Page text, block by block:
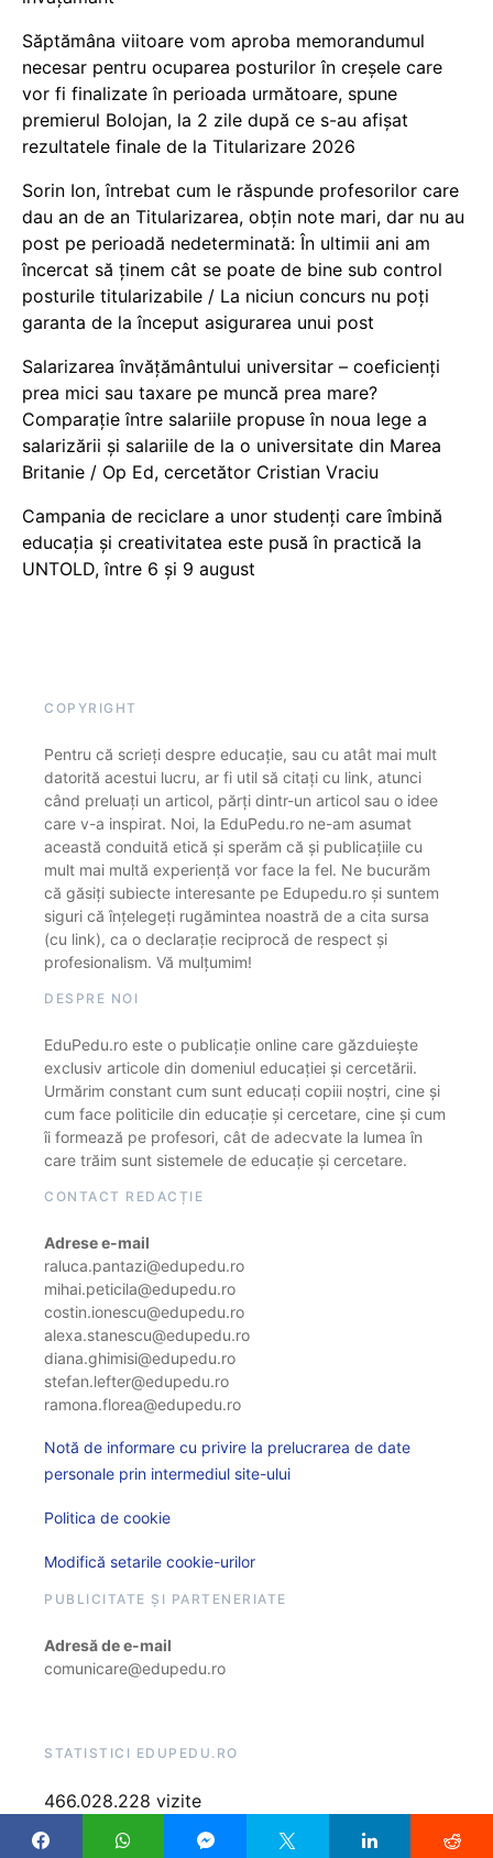
Săptămâna viitoare vom aproba memorandumul
necesar pentru ocuparea posturilor în creșele care
vor fi finalizate în perioada următoare, spune
premierul Bolojan, la 2 zile după ce s-au afișat
rezultatele finale de la Titularizare 2026
Sorin Ion, întrebat cum le răspunde profesorilor care
dau an de an Titularizarea, obțin note mari, dar nu au
post pe perioadă nedeterminată: În ultimii ani am
încercat să ținem cât se poate de bine sub control
posturile titularizabile / La niciun concurs nu poți
garanta de la început asigurarea unui post
Salarizarea învățământului universitar – coeficienți
prea mici sau taxare pe muncă prea mare?
Comparație între salariile propuse în noua lege a
salarizării și salariile de la o universitate din Marea
Britanie / Op Ed, cercetător Cristian Vraciu
Campania de reciclare a unor studenți care îmbină
educația și creativitatea este pusă în practică la
UNTOLD, între 6 și 9 august
COPYRIGHT
Pentru că scrieți despre educație, sau cu atât mai mult
datorită acestui lucru, ar fi util să citați cu link, atunci
când preluați un articol, părți dintr-un articol sau o idee
care v-a inspirat. Noi, la EduPedu.ro ne-am asumat
această conduită etică și sperăm că și publicațiile cu
mult mai multă experiență vor face la fel. Ne bucurăm
că găsiți subiecte interesante pe Edupedu.ro și suntem
siguri că înțelegeți rugămintea noastră de a cita sursa
(cu link), ca o declarație reciprocă de respect și
profesionalism. Vă mulțumim!
DESPRE NOI
EduPedu.ro este o publicație online care găzduiește
exclusiv articole din domeniul educației și cercetării.
Urmărim constant cum sunt educați copiii noștri, cine și
cum face politicile din educație și cercetare, cine și cum
îi formează pe profesori, cât de adecvate la lumea în
care trăim sunt sistemele de educație și cercetare.
CONTACT REDACȚIE
Adrese e-mail
raluca.pantazi@edupedu.ro
mihai.peticila@edupedu.ro
costin.ionescu@edupedu.ro
alexa.stanescu@edupedu.ro
diana.ghimisi@edupedu.ro
stefan.lefter@edupedu.ro
ramona.florea@edupedu.ro
Notă de informare cu privire la prelucrarea de date
personale prin intermediul site-ului
Politica de cookie
Modifică setarile cookie-urilor
PUBLICITATE ȘI PARTENERIATE
Adresă de e-mail
comunicare@edupedu.ro
STATISTICI EDUPEDU.RO
466.028.228 vizite